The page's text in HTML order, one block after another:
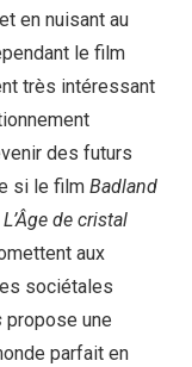
en nuisant au
le film
très intéressant
des futurs
si le film Badland
L’Âge de cristal
aux
sociétales
propose une
parfait en